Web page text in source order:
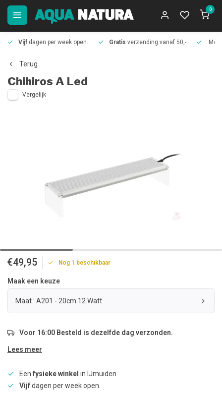
0
Vijf dagen per week open. Gratis verzending vanaf 50,-
Terug
Chihiros A Led
Vergelijk
€49,95 Nog 1 beschikbaar
Maak een keuze
Maat : A201 - 20cm 12 Watt
Voor 16:00 Besteld is dezelfde dag verzonden.
Lees meer
Een fysieke winkel in IJmuiden
Vijfdagen per week open.